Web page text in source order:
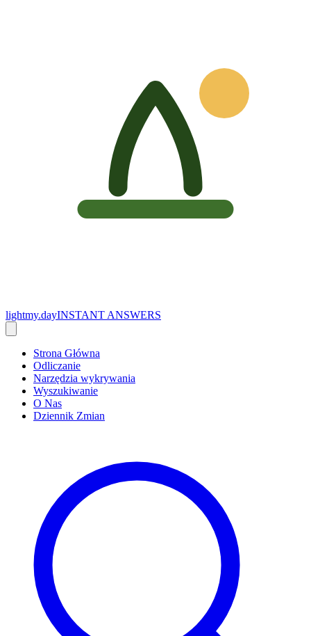
lightmy.dayINSTANT ANSWERS
Strona Główna
Odliczanie
Narzędzia wykrywania
Wyszukiwanie
O Nas
Dziennik Zmian